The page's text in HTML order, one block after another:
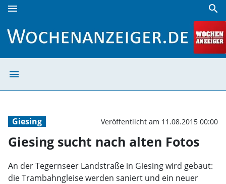
menu search
menu
Giesing Veröffentlicht am 11.08.2015 00:00
Giesing sucht nach alten Fotos
An der Tegernseer Landstraße in Giesing wird gebaut:
die Trambahngleise werden saniert und ein neuer